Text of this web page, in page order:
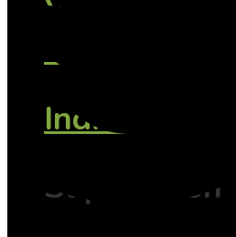
Individuell
Supervision